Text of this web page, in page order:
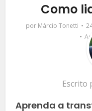
Como
por Márcio Tonetti
Escrito
Aprenda a